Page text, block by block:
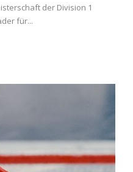
der Division 1
für...